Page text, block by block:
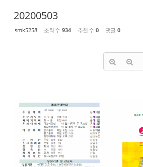
20200503
smk5258 조회 수 934 추천 수 0 댓글 0